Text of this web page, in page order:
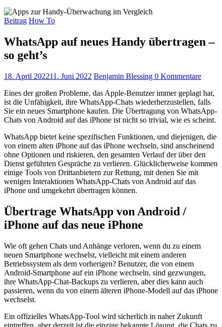
Beitrag How To
WhatsApp auf neues Handy übertragen –
so geht’s
18. April 202211. Juni 2022 Benjamin Blessing 0 Kommentare
Eines der großen Probleme, das Apple-Benutzer immer geplagt hat,
ist die Unfähigkeit, ihre WhatsApp-Chats wiederherzustellen, falls
Sie ein neues Smartphone kaufen. Die Übertragung von WhatsApp-
Chats von Android auf das iPhone ist nicht so trivial, wie es scheint.
WhatsApp bietet keine spezifischen Funktionen, und diejenigen, die
von einem alten iPhone auf das iPhone wechseln, sind anscheinend
ohne Optionen und riskieren, den gesamten Verlauf der über den
Dienst geführten Gespräche zu verlieren. Glücklicherweise kommen
einige Tools von Drittanbietern zur Rettung, mit denen Sie mit
wenigen Interaktionen WhatsApp-Chats von Android auf das
iPhone und umgekehrt übertragen können.
Übertrage WhatsApp von Android /
iPhone auf das neue iPhone
Wie oft gehen Chats und Anhänge verloren, wenn du zu einem
neuen Smartphone wechselst, vielleicht mit einem anderen
Betriebssystem als dem vorherigen? Benutzer, die von einem
Android-Smartphone auf ein iPhone wechseln, sind gezwungen,
ihre WhatsApp-Chat-Backups zu verlieren, aber dies kann auch
passieren, wenn du von einem älteren iPhone-Modell auf das iPhone
wechselst.
Ein offizielles WhatsApp-Tool wird sicherlich in naher Zukunft
eintreffen, aber derzeit ist die einzige bekannte Lösung, die Chats zu